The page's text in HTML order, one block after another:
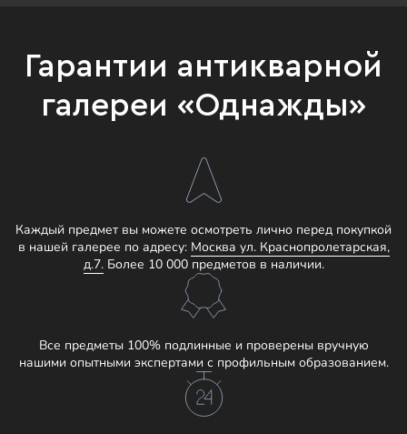
Гарантии антикварной
галереи «Однажды»
Каждый предмет вы можете осмотреть лично перед покупкой
в нашей галерее по адресу: Москва ул. Краснопролетарская,
д.7.Более 10 000 предметов в наличии.
Все предметы 100% подлинные и проверены вручную
нашими опытными экспертами с профильным образованием.